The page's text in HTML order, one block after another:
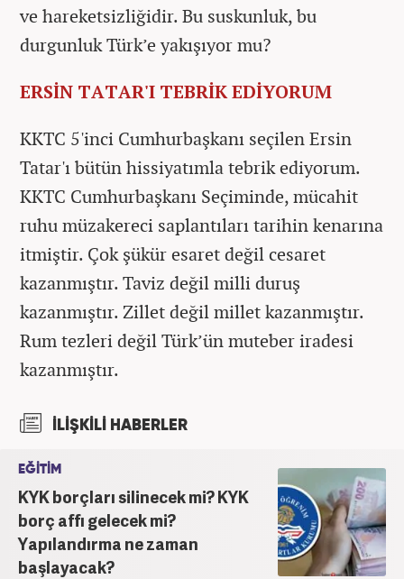
ve hareketsizliğidir. Bu suskunluk, bu
durgunluk Türk’e yakışıyor mu?
ERSİN TATAR'I TEBRİK EDİYORUM
KKTC 5'inci Cumhurbaşkanı seçilen Ersin
Tatar'ı bütün hissiyatımla tebrik ediyorum.
KKTC Cumhurbaşkanı Seçiminde, mücahit
ruhu müzakereci saplantıları tarihin kenarına
itmiştir. Çok şükür esaret değil cesaret
kazanmıştır. Taviz değil milli duruş
kazanmıştır. Zillet değil millet kazanmıştır.
Rum tezleri değil Türk’ün muteber iradesi
kazanmıştır.
İLİŞKİLİ HABERLER
EĞİTİM
KYK borçları silinecek mi? KYK
borç affı gelecek mi?
Yapılandırma ne zaman
başlayacak?